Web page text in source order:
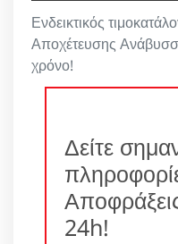
Ενδεικτικός
Αποχέτευσης
χρόνο!
Δείτε
24h!